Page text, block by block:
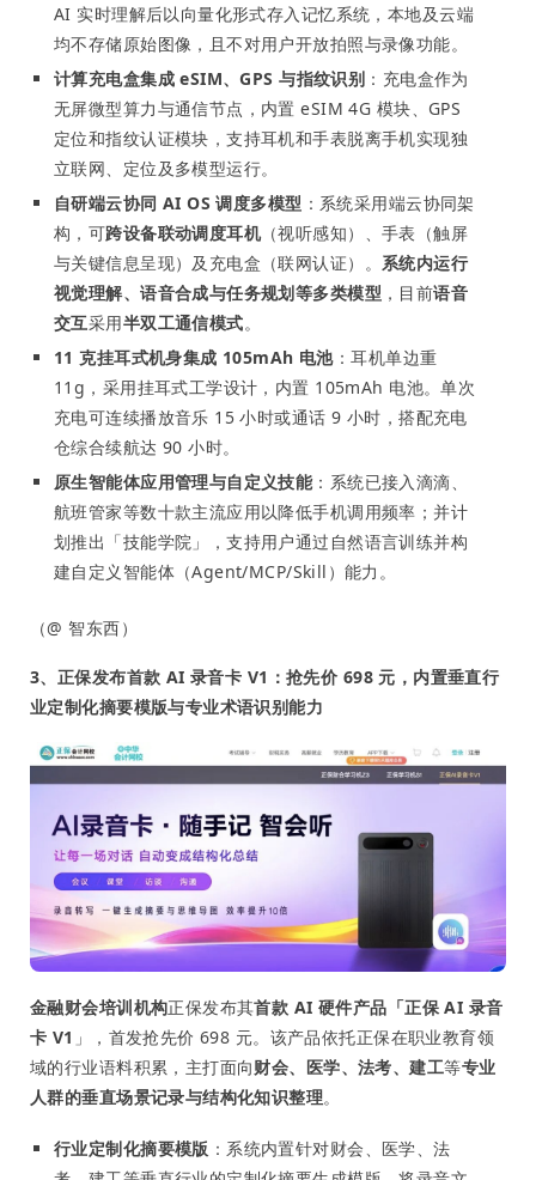
AI 实时理解后以向量化形式存入记忆系统，本地及云端
均不存储原始图像，且不对用户开放拍照与录像功能。
计算充电盒集成 eSIM、GPS 与指纹识别 ：充电盒作为
无屏微型算力与通信节点，内置 eSIM 4G 模块、GPS
定位和指纹认证模块，支持耳机和手表脱离手机实现独
立联网、定位及多模型运行。
自研端云协同 AI OS 调度多模型 ：系统采用端云协同架
构，可跨设备联动调度耳机（视听感知）、手表（触屏
与关键信息呈现）及充电盒（联网认证）。 系统内运行
视觉理解、语音合成与任务规划等多类模型 ，目前语音
交互采用半双工通信模式。
11 克挂耳式机身集成 105mAh 电池：耳机单边重
11g，采用挂耳式工学设计，内置 105mAh 电池。单次
充电可连续播放音乐 15 小时或通话 9 小时，搭配充电
仓综合续航达 90 小时。
原生智能体应用管理与自定义技能：系统已接入滴滴、
航班管家等数十款主流应用以降低手机调用频率；并计
划推出「技能学院」，支持用户通过自然语言训练并构
建自定义智能体（Agent/MCP/Skill）能力。
（@ 智东西）
3、正保发布首款 AI 录音卡 V1：抢先价 698 元，内置垂直行
业定制化摘要模版与专业术语识别能力
金融财会培训机构正保发布其首款 AI 硬件产品「正保 AI 录音
卡 V1 」，首发抢先价 698 元。该产品依托正保在职业教育领
域的行业语料积累，主打面向财会、医学、法考、建工等专业
人群的垂直场景记录与结构化知识整理。
行业定制化摘要模版 ：系统内置针对财会、医学、法